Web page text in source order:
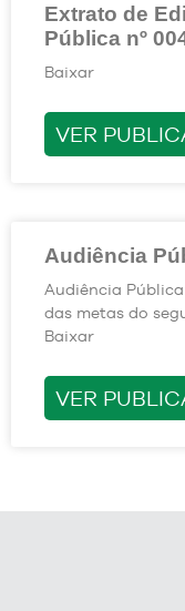
Extrato de
Pública nº
Baixar
VER
Audiência
Audiência
das metas do
Baixar
VER